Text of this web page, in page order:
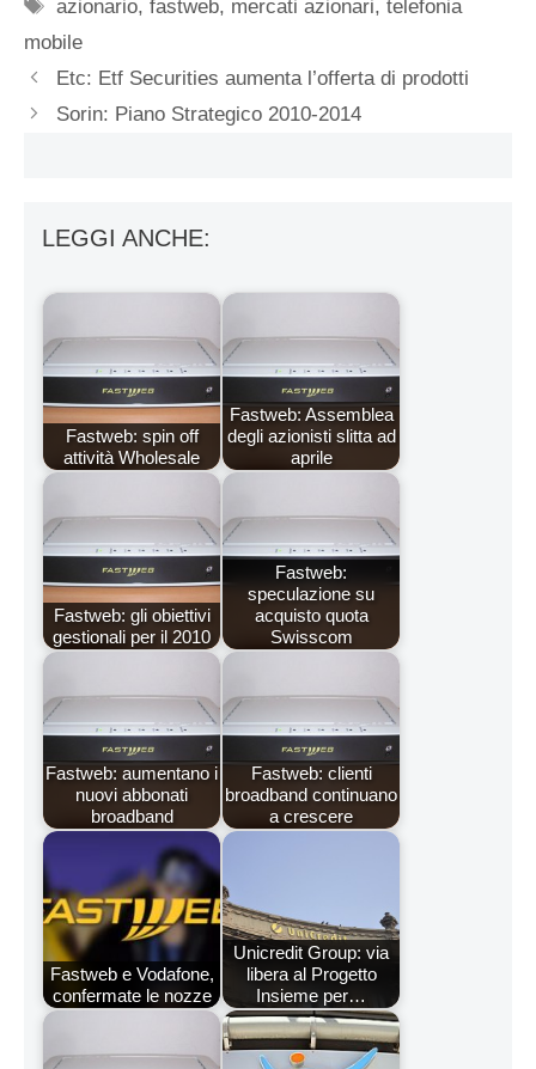
azionario,fastweb, mercati azionari,telefonia
mobile
Etc: Etf Securities aumenta l’offerta di prodotti
Sorin: Piano Strategico 2010-2014
LEGGI ANCHE:
Fastweb: spin off
attività Wholesale
Fastweb: Assemblea
degli azionisti slitta ad
aprile
Fastweb: gli obiettivi
gestionali per il 2010
Fastweb:
speculazione su
acquisto quota
Swisscom
Fastweb: aumentano i
nuovi abbonati
broadband
Fastweb: clienti
broadband continuano
a crescere
Fastweb e Vodafone,
confermate le nozze
Unicredit Group: via
libera al Progetto
Insieme per…